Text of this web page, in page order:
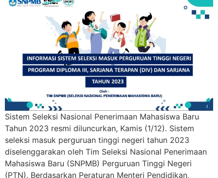
Sistem Seleksi Nasional Penerimaan Mahasiswa Baru
Tahun 2023 resmi diluncurkan, Kamis (1/12). Sistem
seleksi masuk perguruan tinggi negeri tahun 2023
diselenggarakan oleh Tim Seleksi Nasional Penerimaan
Mahasiswa Baru (SNPMB) Perguruan Tinggi Negeri
(PTN). Berdasarkan Peraturan Menteri Pendidikan,